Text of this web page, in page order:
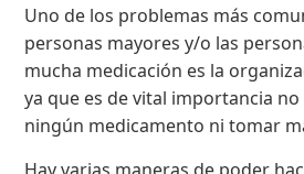
Uno de los problemas más
personas mayores y/o las
mucha medicación es la
ya que es de vital importancia
ningún medicamento ni tomar